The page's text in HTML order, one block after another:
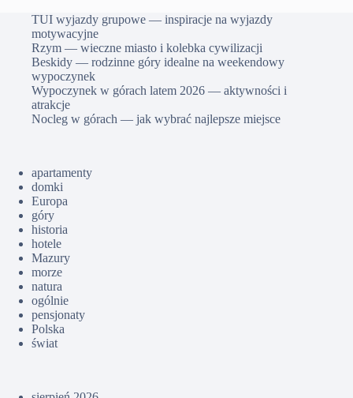
TUI wyjazdy grupowe — inspiracje na wyjazdy
motywacyjne
Rzym — wieczne miasto i kolebka cywilizacji
Beskidy — rodzinne góry idealne na weekendowy
wypoczynek
Wypoczynek w górach latem 2026 — aktywności i
atrakcje
Nocleg w górach — jak wybrać najlepsze miejsce
apartamenty
domki
Europa
góry
historia
hotele
Mazury
morze
natura
ogólnie
pensjonaty
Polska
świat